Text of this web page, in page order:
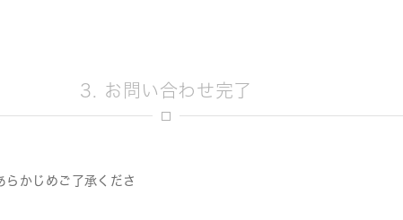
3. お問い合わせ完了
らかじめご了承くださ